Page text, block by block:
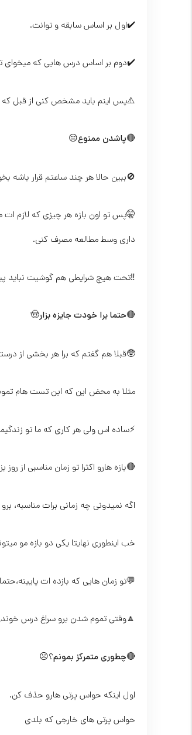
✔️اول بر اساس سابقه و توانت.
✔️دوم بر اساس درس هایی که میخوای
⚠️پس اینم باید مشخص کنی از قبل که
🔴پاشدن ممنوع😑
🚫ببین حالا هر چند ساعتم قرار باشه
🤫پس تو اون بازه هر چیزی که لازم
داری وسط مطالعه مصرف کنی.
‼️تحت هیچ شرایطی هم گوشیت نباید
🔴حتما برا خودت جایزه بزار🤠
🥸قبلا هم گفتم که برا هر بخشی از درستون که تموم میشه،جایزه تعیین کنید.🥹
مثلا به محض این که این تست هام
⚡️ساده اس ولی هر کاری که ما تو
🔴بازه هارو اکثرا تو زمان مناسبی از روز
اگه نمیدونی چه زمانی برات مناسبه،
خب اینطوری نهایتا یکی دو بازه مو
💬تو زمان هایی که بازده ات
🔼وقتی تموم شدن برو سراغ درس
🔴چطوری متمرکز بمونم؟☹️
اول اینکه حواس پرتی هارو حذف کن.
حواس پرتی های خارجی که بلدی